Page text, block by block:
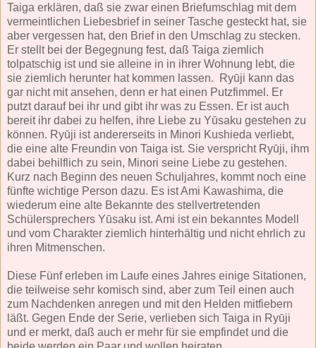
Taiga erklären, daß sie zwar einen Briefumschlag mit dem
vermeintlichen Liebesbrief in seiner Tasche gesteckt hat, sie
aber vergessen hat, den Brief in den Umschlag zu stecken.
Er stellt bei der Begegnung fest, daß Taiga ziemlich
tolpatschig ist und sie alleine in in ihrer Wohnung lebt, die
sie ziemlich herunter hat kommen lassen. Ryūji kann das
gar nicht mit ansehen, denn er hat einen Putzfimmel. Er
putzt darauf bei ihr und gibt ihr was zu Essen. Er ist auch
bereit ihr dabei zu helfen, ihre Liebe zu Yūsaku gestehen zu
können. Ryūji ist andererseits in Minori Kushieda verliebt,
die eine alte Freundin von Taiga ist. Sie verspricht Ryūji, ihm
dabei behilflich zu sein, Minori seine Liebe zu gestehen.
Kurz nach Beginn des neuen Schuljahres, kommt noch eine
fünfte wichtige Person dazu. Es ist Ami Kawashima, die
wiederum eine alte Bekannte des stellvertretenden
Schülersprechers Yūsaku ist. Ami ist ein bekanntes Modell
und vom Charakter ziemlich hinterhältig und nicht ehrlich zu
ihren Mitmenschen.
Diese Fünf erleben im Laufe eines Jahres einige Sitationen,
die teilweise sehr komisch sind, aber zum Teil einen auch
zum Nachdenken anregen und mit den Helden mitfiebern
läßt. Gegen Ende der Serie, verlieben sich Taiga in Ryūji
und er merkt, daß auch er mehr für sie empfindet und die